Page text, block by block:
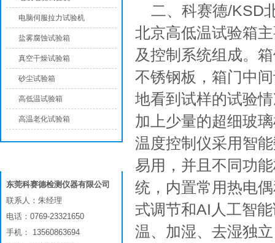
二、科赛德/KSD
北京高低温试验箱
及控制系统组成。
不锈钢板，箱门中
地看到试样的试验
加上少量的超细玻
温度控制仪采用智
易用，并且不同功
统，内置常用热电
式调节和AI人工智
温、加湿、去湿独
电脑伺服拉力试验机
盐雾腐蚀试验箱
真空干燥试验箱
砂尘试验箱
高低温试验箱
高温老化试验箱
东莞科赛德检测仪器有限公司
联系人：朱经理
电话：0769-23321650
手机： 13560863694